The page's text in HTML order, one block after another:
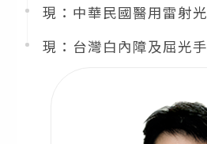
現：中華民國醫用雷射
現：台灣白內障及屈光